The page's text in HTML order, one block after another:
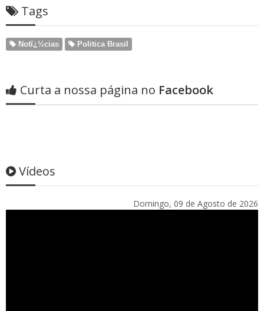
Tags
Notï¿½cias Politica Brasil
Curta a nossa página no Facebook
Vídeos
Domingo, 09 de Agosto de 2026